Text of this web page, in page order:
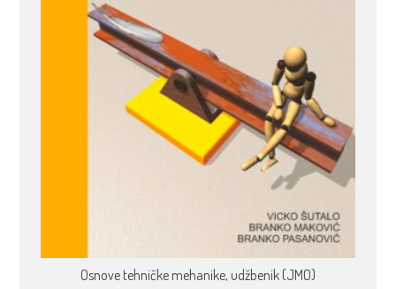
Osnove tehničke mehanike, udžbenik (JMO)